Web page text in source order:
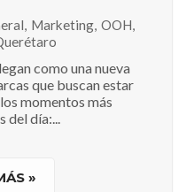
, Marketing, OOH,
como una nueva
que buscan estar
momentos más
del día:...
»